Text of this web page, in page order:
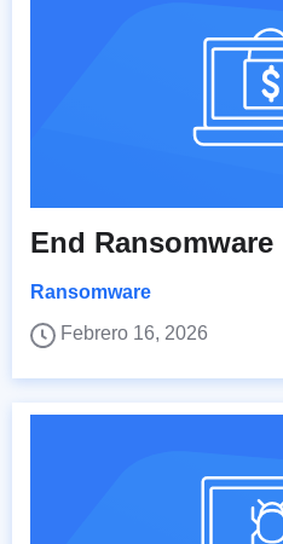
End Ransomware
Ransomware
Febrero 16, 2026